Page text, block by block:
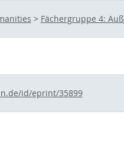
> Fächergruppe 4:
id/eprint/35899